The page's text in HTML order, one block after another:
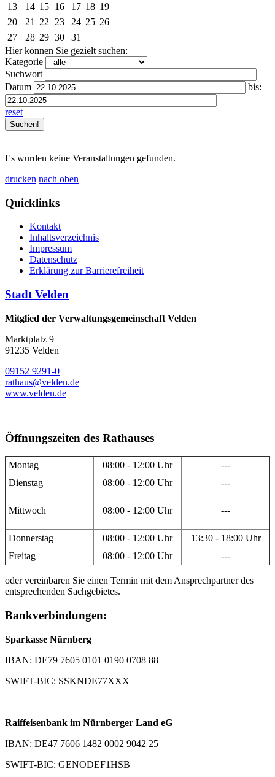
13
14 15 16 17 18 19
20
21 22 23 24 25 26
27
28 29 30
31
Hier können Sie gezielt suchen:
Kategorie
Suchwort
Datum
bis:
reset
Es wurden keine Veranstaltungen gefunden.
drucken nach oben
Quicklinks
Kontakt
Inhaltsverzeichnis
Impressum
Datenschutz
Erklärung zur Barrierefreiheit
Stadt Velden
Mitglied der Verwaltungsgemeinschaft Velden
Marktplatz 9
91235 Velden
09152 9291-0
rathaus@velden.de
www.velden.de
Öffnungszeiten des Rathauses
Montag 08:00 - 12:00 Uhr
---
Dienstag
08:00 - 12:00 Uhr ---
Mittwoch 08:00 - 12:00 Uhr ---
Donnerstag 08:00 - 12:00 Uhr
13:30 - 18:00 Uhr
Freitag
08:00 - 12:00 Uhr ---
oder vereinbaren Sie einen Termin mit dem Ansprechpartner des
entsprechenden Sachgebietes.
Bankverbindungen:
Sparkasse Nürnberg
IBAN: DE79 7605 0101 0190 0708 88
SWIFT-BIC: SSKNDE77XXX
Raiffeisenbank im Nürnberger Land eG
IBAN: DE47 7606 1482 0002 9042 25
SWIFT-BIC: GENODEF1HSB